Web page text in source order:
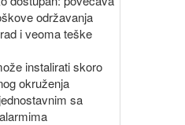
održavanja
i veoma teške
instalirati skoro
okruženja
sa